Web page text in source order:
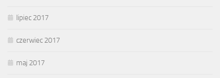
lipiec 2017
czerwiec 2017
maj 2017